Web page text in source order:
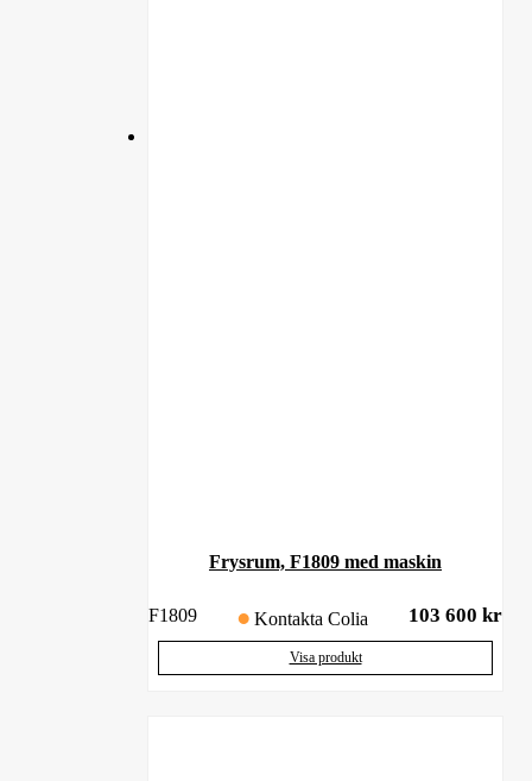
Frysrum, F1809 med maskin
F1809 Kontakta Colia 103 600 kr
Visa produkt